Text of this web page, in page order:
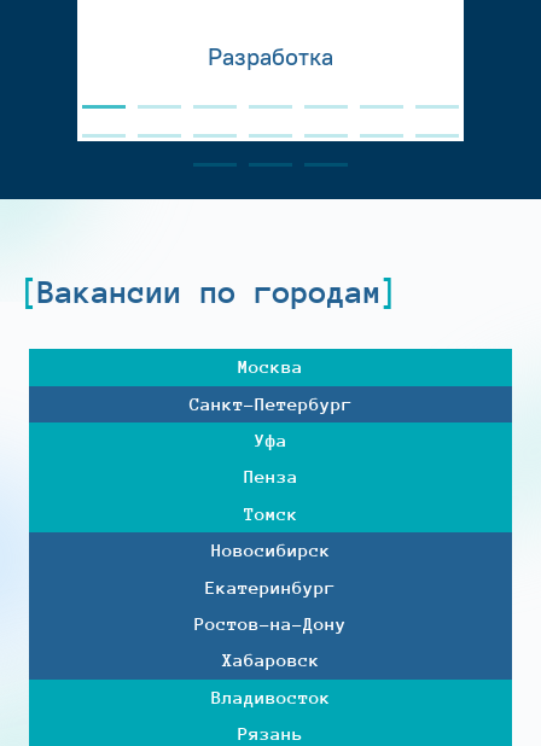
Разработка
Вакансии по городам
Москва
Санкт-Петербург
Уфа
Пенза
Томск
Новосибирск
Екатеринбург
Ростов-на-Дону
Хабаровск
Владивосток
Рязань